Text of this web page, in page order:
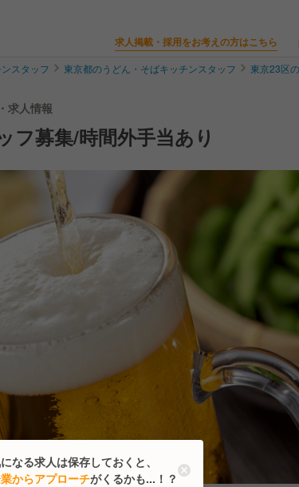
求人掲載・採用をお考えの方はこちら
スタッフ 東京都のうどん・そばキッチンスタッフ 東京23区
求人情報
フ募集/時間外手当あり
なる求人は保存しておくと、
からアプローチがくるかも...！？